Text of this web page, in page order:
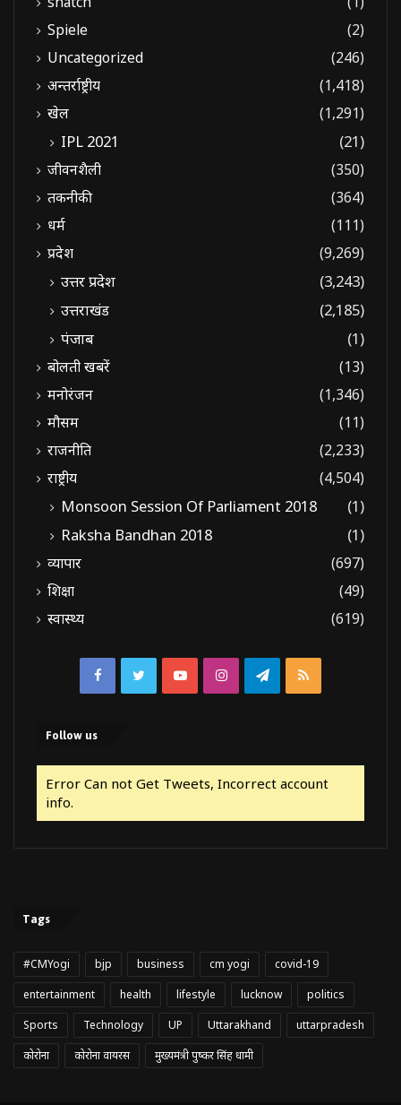
Spiele
(2)
Uncategorized
(246)
अन्तर्राष्ट्रीय
(1,418)
खेल
(1,291)
IPL 2021 (21)
जीवनशैली
(350)
तकनीकी
(364)
धर्म
(111)
प्रदेश
(9,269)
उत्तर प्रदेश
(3,243)
उत्तराखंड
(2,185)
पंजाब
(1)
बोलती खबरें
(13)
मनोरंजन
(1,346)
मौसम
(11)
राजनीति
(2,233)
राष्ट्रीय
(4,504)
Monsoon Session Of Parliament 2018
(1)
Raksha Bandhan 2018
(1)
व्यापार
(697)
शिक्षा
(49)
स्वास्थ्य
(619)
FacebookTwitterYouTubeInstagramTelegram
RSS
Follow us
Error Can not Get Tweets, Incorrect account
info.
Tags
#CMYogi bjp business cm yogi
covid-19
entertainment
health lifestyle lucknow
politics
Sports
Technology UP Uttarakhand
uttarpradesh
कोरोना
कोरोना वायरस मुख्यमंत्री पुष्कर सिंह धामी